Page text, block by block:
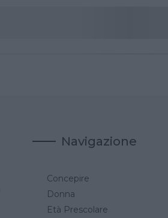
Navigazione
Concepire
Donna
Età Prescolare